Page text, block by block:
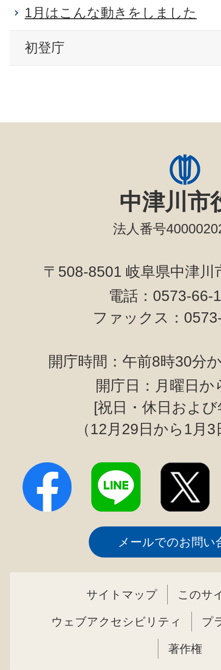
1月はこんな動きをしました
初登庁
中津川市
法人番号
〒508-8501 岐阜県中津
電話：0573-
ファックス：
開庁時間：午前8時30分
開庁日：月曜日か
[祝日・休日およ
（12月29日から1月
メールでのお問い
サイトマップ このサ
ウェブアクセシビリティ プ
著作権